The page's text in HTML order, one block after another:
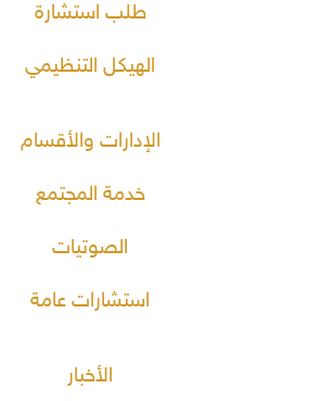
طلب استشارة
الهيكل التنظيمي
الإدارات والأقسام
خدمة المجتمع
الصوتيات
استشارات عامة
الأخبار